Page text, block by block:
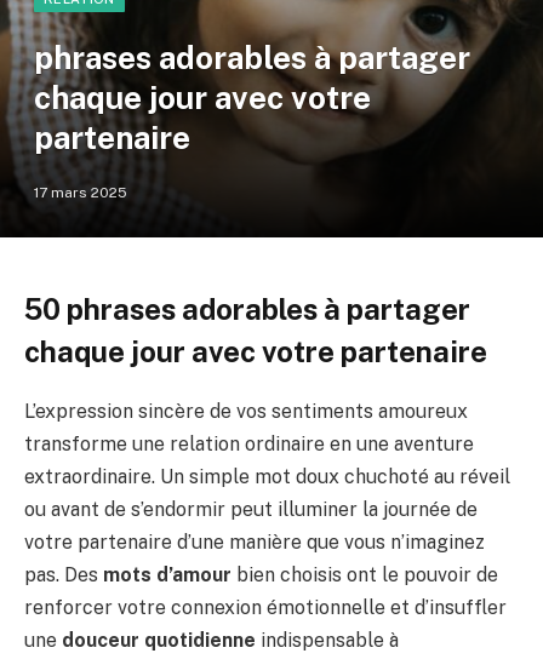
phrases adorables à partager
chaque jour avec votre
partenaire
17 mars 2025
50 phrases adorables à partager
chaque jour avec votre partenaire
L’expression sincère de vos sentiments amoureux
transforme une relation ordinaire en une aventure
extraordinaire. Un simple mot doux chuchoté au réveil
ou avant de s’endormir peut illuminer la journée de
votre partenaire d’une manière que vous n’imaginez
pas. Des mots d’amour bien choisis ont le pouvoir de
renforcer votre connexion émotionnelle et d’insuffler
une douceur quotidienne indispensable à